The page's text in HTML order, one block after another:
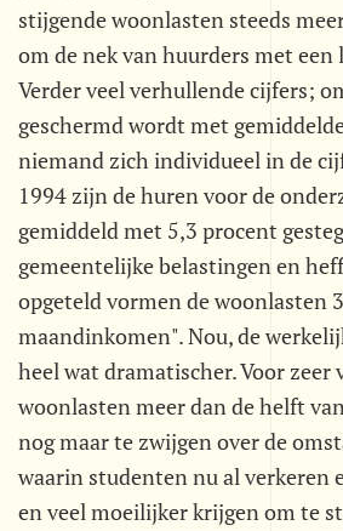
stijgende woonlasten steeds
om de nek van huurders met
Verder veel verhullende cijfers;
geschermd wordt met
niemand zich individueel in de
1994 zijn de huren voor de
gemiddeld met 5,3 procent
gemeentelijke belastingen en
opgeteld vormen de woonlasten
maandinkomen". Nou, de
heel wat dramatischer. Voor zeer
woonlasten meer dan de helft
nog maar te zwijgen over de
waarin studenten nu al verkeren
en veel moeilijker krijgen om te